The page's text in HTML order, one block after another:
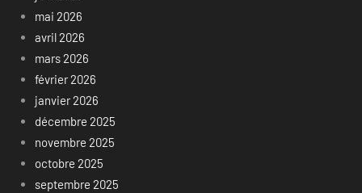
mai 2026
avril 2026
mars 2026
février 2026
janvier 2026
décembre 2025
novembre 2025
octobre 2025
septembre 2025